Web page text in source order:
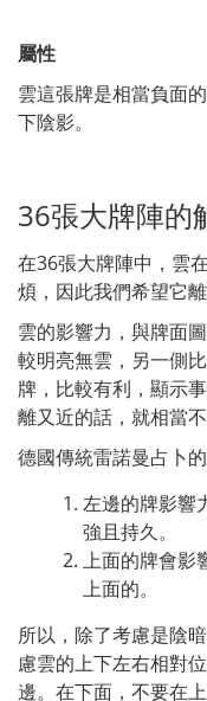
屬性
雲這張牌是相當負面
下陰影。
36張大牌陣的
在36張大牌陣中，雲
煩，因此我們希望它
雲的影響力，與牌面
較明亮無雲，另一側
牌，比較有利，顯示
離又近的話，就相當不
德國傳統雷諾曼占卜
左邊的牌影響
強且持久。
上面的牌會影
上面的。
所以，除了考慮是陰
慮雲的上下左右相對
邊。在下面，不要在